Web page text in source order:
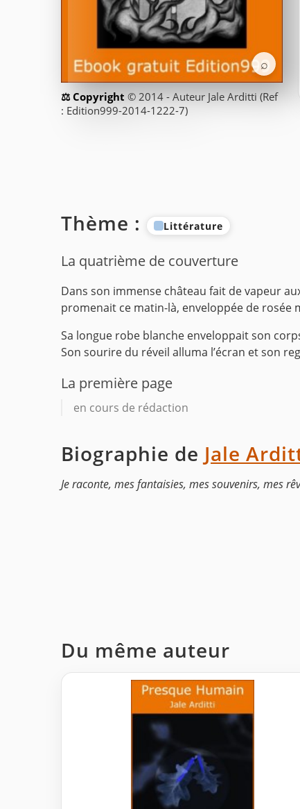
⌕
© 2014 - Auteur Jale Arditti (Ref
: Edition999-2014-1222-7)
Thème : Littérature
La quatrième de couverture
Dans son immense château fait de vapeur
promenait ce matin-là, enveloppée de rosée
Sa longue robe blanche enveloppait son
Son sourire du réveil alluma l’écran et son
La première page
en cours de rédaction
Biographie de Jale
Je raconte, mes fantaisies, mes souvenirs, mes
Du même auteur